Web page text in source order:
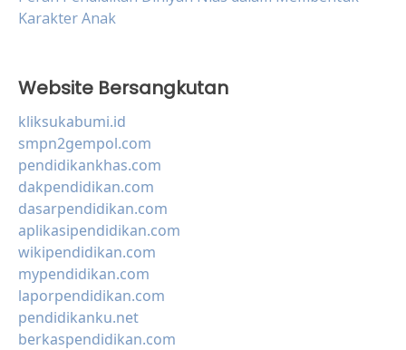
Karakter Anak
Website Bersangkutan
kliksukabumi.id
smpn2gempol.com
pendidikankhas.com
dakpendidikan.com
dasarpendidikan.com
aplikasipendidikan.com
wikipendidikan.com
mypendidikan.com
laporpendidikan.com
pendidikanku.net
berkaspendidikan.com